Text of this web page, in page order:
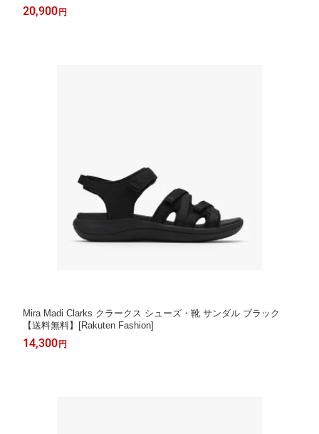
20,900 円
Mira Madi Clarks クラークス シューズ・靴 サンダル ブラック
【送料無料】[Rakuten Fashion]
14,300 円